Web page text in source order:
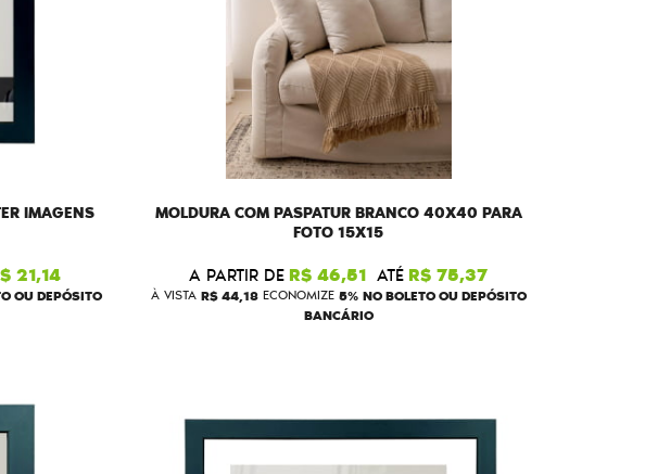
IMAGENS
21,14
OU DEPÓSITO
MOLDURA COM PASPATUR BRANCO 40X40 PARA
FOTO 15X15
A PARTIR DE R$ 46,51 ATÉ R$ 75,37
À VISTA R$ 44,18ECONOMIZE 5% NO BOLETO OU DEPÓSITO
BANCÁRIO